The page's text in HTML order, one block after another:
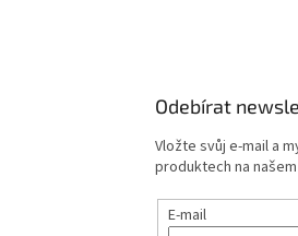
Odebírat
Vložte svůj e-mail a
produktech na
E-mail